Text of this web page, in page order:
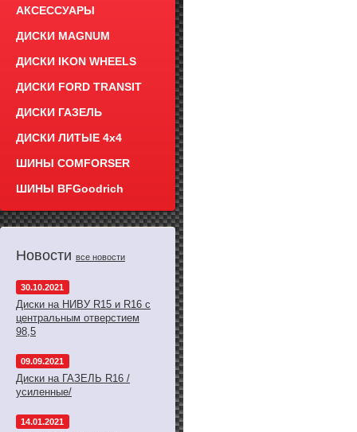
АКСЕССУАРЫ
ДИСКИ MAGNUM
ДИСКИ IKON WHEELS
ДИСКИ FORD TRANSIT
ДИСКИ ГАЗЕЛЬ
ДИСКИ ЛИТЫЕ 4x4
ШИНЫ COMFORSER
ШИНЫ BFGoodrich
Новости все новости
30.10.2021
Диски на НИВУ R15 и R16 с
центральным отверстием
98,5
09.09.2021
Диски на ГАЗЕЛЬ R16 /
усиленные/
14.01.2021